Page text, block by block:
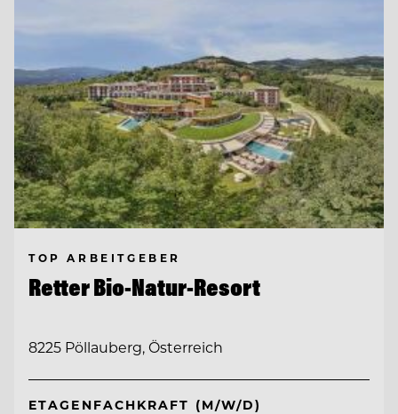
TOP ARBEITGEBER
Retter Bio-Natur-Resort
8225 Pöllauberg, Österreich
ETAGENFACHKRAFT (M/W/D)